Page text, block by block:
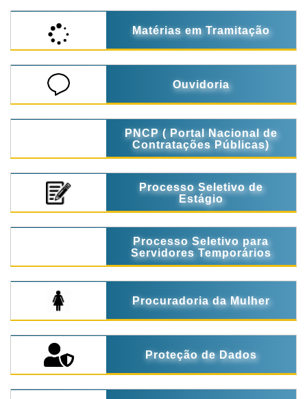
Matérias em Tramitação
Ouvidoria
PNCP ( Portal Nacional de
Contratações Públicas)
Processo Seletivo de
Estágio
Processo Seletivo para
Servidores Temporários
Procuradoria da Mulher
Proteção de Dados